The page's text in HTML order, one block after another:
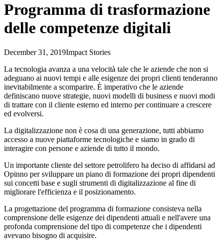
Programma di trasformazione
delle competenze digitali
December 31, 2019Impact Stories
La tecnologia avanza a una velocità tale che le aziende che non si
adeguano ai nuovi tempi e alle esigenze dei propri clienti tenderanno
inevitabilmente a scomparire. È imperativo che le aziende
definiscano nuove strategie, nuovi modelli di business e nuovi modi
di trattare con il cliente esterno ed interno per continuare a crescere
ed evolversi.
La digitalizzazione non è cosa di una generazione, tutti abbiamo
accesso a nuove piattaforme tecnologiche e siamo in grado di
interagire con persone e aziende di tutto il mondo.
Un importante cliente del settore petrolifero ha deciso di affidarsi ad
Opinno per sviluppare un piano di formazione dei propri dipendenti
sui concetti base e sugli strumenti di digitalizzazione al fine di
migliorare l'efficienza e il posizionamento.
La progettazione del programma di formazione consisteva nella
comprensione delle esigenze dei dipendenti attuali e nell'avere una
profonda comprensione del tipo di competenze che i dipendenti
avevano bisogno di acquisire.